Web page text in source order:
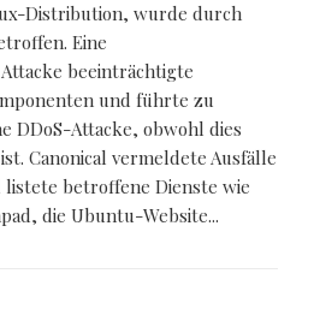
Distribution, wurde durch
Eine
beeinträchtigte
und führte zu
DDoS-Attacke, obwohl dies
Canonical vermeldete Ausfälle
betroffene Dienste wie
die Ubuntu-Website...